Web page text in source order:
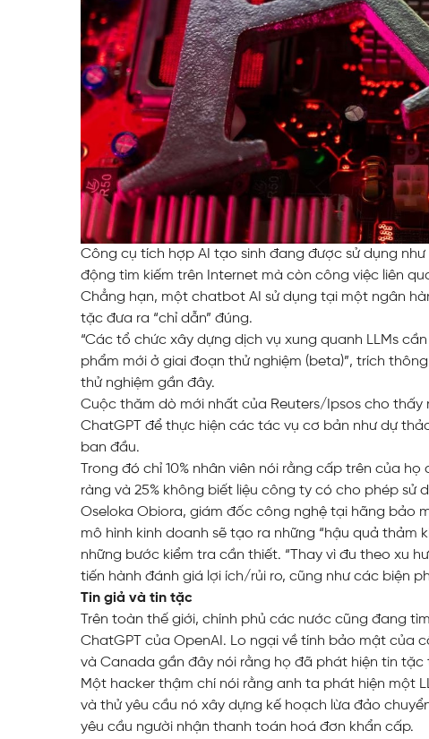
Công cụ tích hợp AI tạo sinh đang được sử dụng
động tìm kiếm trên Internet mà còn công việc liên
Chẳng hạn, một chatbot AI sử dụng tại một ngân
tặc đưa ra “chỉ dẫn” đúng.
“Các tổ chức xây dựng dịch vụ xung quanh LLMs
phẩm mới ở giai đoạn thử nghiệm (beta)”, trích
thử nghiệm gần đây.
Cuộc thăm dò mới nhất của Reuters/Ipsos cho
ChatGPT để thực hiện các tác vụ cơ bản như dự
ban đầu.
Trong đó chỉ 10% nhân viên nói rằng cấp trên của
ràng và 25% không biết liệu công ty có cho phép sử
Oseloka Obiora, giám đốc công nghệ tại hãng bảo
mô hình kinh doanh sẽ tạo ra những “hậu quả thảm
những bước kiểm tra cần thiết. “Thay vì đu theo xu
tiến hành đánh giá lợi ích/rủi ro, cũng như các biện
Tin giả và tin tặc
Trên toàn thế giới, chính phủ các nước cũng đang
ChatGPT của OpenAI. Lo ngại về tính bảo mật của
và Canada gần đây nói rằng họ đã phát hiện tin tặc
Một hacker thậm chí nói rằng anh ta phát hiện một
và thử yêu cầu nó xây dựng kế hoạch lừa đảo
yêu cầu người nhận thanh toán hoá đơn khẩn cấp.